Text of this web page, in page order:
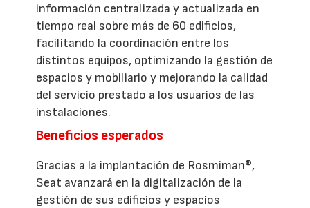
información centralizada y actualizada en
tiempo real sobre más de 60 edificios,
facilitando la coordinación entre los
distintos equipos, optimizando la gestión de
espacios y mobiliario y mejorando la calidad
del servicio prestado a los usuarios de las
instalaciones.
Beneficios esperados
Gracias a la implantación de Rosmiman®,
Seat avanzará en la digitalización de la
gestión de sus edificios y espacios